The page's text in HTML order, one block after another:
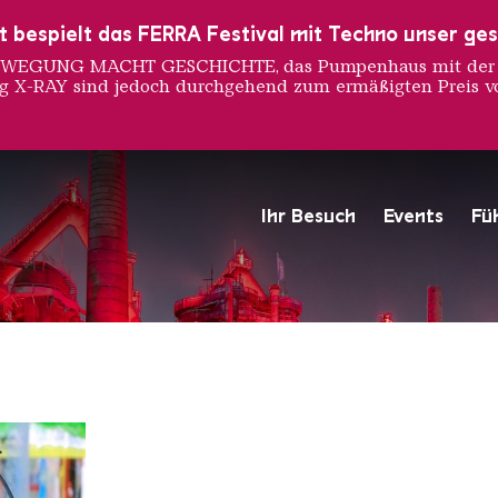
Ihr Besuch Events
Hochofengruppe in Rot
Copyright: Weltkulturerbe
bespielt das FERRA Festival mit Techno unser
MACHT GESCHICHTE, das Pumpenhaus mit
RAY sind jedoch durchgehend zum ermäßigten Preis